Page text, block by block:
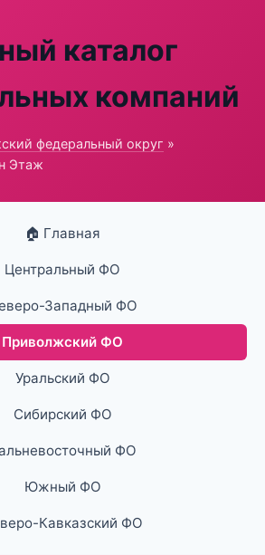
каталог
компаний
федеральный округ »
Этаж
🏠 Главная
Центральный ФО
Западный ФО
Приволжский ФО
Уральский ФО
Сибирский ФО
ФО
Южный ФО
Кавказский ФО